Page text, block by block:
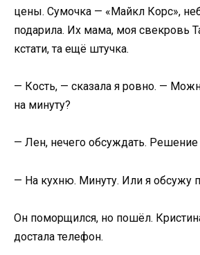
цены. Сумочка — «Майкл Корс»,
подарила. Их мама, моя свекровь
кстати, та ещё штучка.
— Кость, — сказала я ровно. —
на минуту?
— Лен, нечего обсуждать. Решение
— На кухню. Минуту. Или я обсужу
Он поморщился, но пошёл.
достала телефон.